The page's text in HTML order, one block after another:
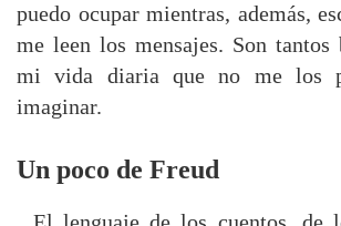
puedo ocupar mientras, además,
me leen los mensajes. Son tantos
mi vida diaria que no me los
imaginar.
Un poco de Freud